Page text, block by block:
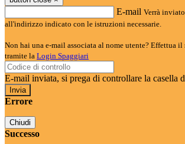
E-mail Verrà
all'indirizzo indicato con le istruzioni necessarie.
Non hai una e-mail associata al nome utente? Effettua il
tramite la Login Spaggiari
E-mail inviata, si prega di controllare la casella
Errore
Chiudi
Successo